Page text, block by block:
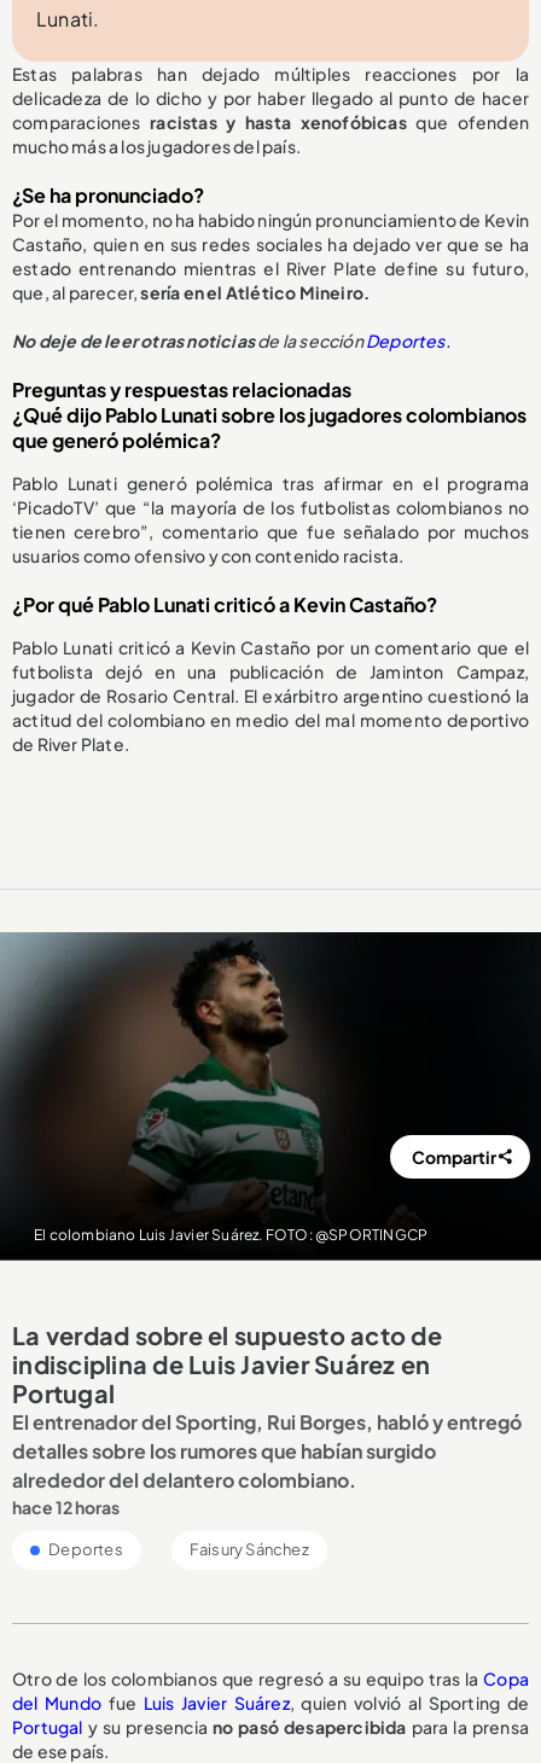
Lunati.
Estas palabras han dejado múltiples reacciones por la
delicadeza de lo dicho y por haber llegado al punto de hacer
comparacionesracistas y hasta xenofóbicasque ofenden
mucho más a los jugadores del país.
¿Se ha pronunciado?
Por el momento, no ha habido ningún pronunciamiento de Kevin
Castaño, quien en sus redes sociales ha dejado ver que se ha
estado entrenando mientras el River Plate define su futuro,
que, al parecer,sería en el Atlético Mineiro.
No deje de leer otras noticiasde la secciónDeportes.
Preguntas y respuestas relacionadas
¿Qué dijo Pablo Lunati sobre los jugadores colombianos
que generó polémica?
Pablo Lunati generó polémica tras afirmar en el programa
‘PicadoTV’ que “la mayoría de los futbolistas colombianos no
tienen cerebro”, comentario que fue señalado por muchos
usuarios como ofensivo y con contenido racista.
¿Por qué Pablo Lunati criticó a Kevin Castaño?
Pablo Lunati criticó a Kevin Castaño por un comentario que el
futbolista dejó en una publicación de Jaminton Campaz,
jugador de Rosario Central. El exárbitro argentino cuestionó la
actitud del colombiano en medio del mal momento deportivo
de River Plate.
El colombiano Luis Javier Suárez. FOTO: @SPORTINGCP
Compartir
La verdad sobre el supuesto acto de
indisciplina de Luis Javier Suárez en
Portugal
El entrenador del Sporting, Rui Borges, habló y entregó
detalles sobre los rumores que habían surgido
alrededor del delantero colombiano.
hace 12 horas
Deportes Faisury Sánchez
Otro de los colombianos que regresó a su equipo tras laCopa
del Mundo fue Luis Javier Suárez, quien volvió al Sporting de
Portugal y su presencia no pasó desapercibida para la prensa
de ese país.